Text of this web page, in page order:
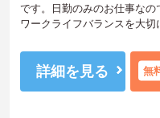
です。日勤のみのお仕事なの
ワークライフバランスを大
のポイントお伝えしますので
詳細を見る 無